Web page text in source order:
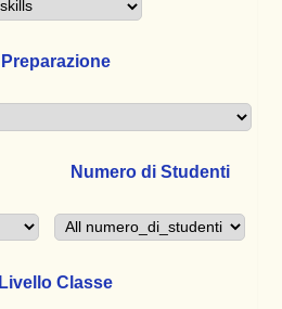
Preparazione
Numero di Studenti
Livello Classe